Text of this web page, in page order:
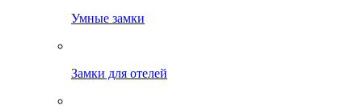
Умные замки
Замки для отелей